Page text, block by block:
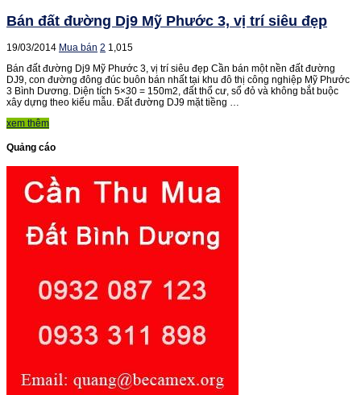
Bán đất đường Dj9 Mỹ Phước 3, vị trí siêu đẹp
19/03/2014 Mua bán 2 1,015
Bán đất đường Dj9 Mỹ Phước 3, vị trí siêu đẹp Cần bán một nền đất đường
DJ9, con đường đông đúc buôn bán nhất tại khu đô thị công nghiệp Mỹ Phước
3 Bình Dương. Diện tích 5×30 = 150m2, đất thổ cư, sổ đỏ và không bắt buộc
xây dựng theo kiểu mẫu. Đất đường DJ9 mặt tiềng …
xem thêm
Quảng cáo